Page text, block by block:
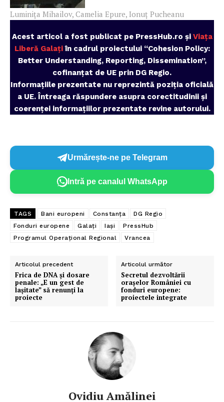
Luminița Mihailov, Camelia Epure, Ionuț Pucheanu
Acest articol a fost publicat pe PressHub.ro și Viața
Liberă Galațiîn cadrul proiectului “Cohesion Policy:
Better Understanding, Reporting, Dissemination”,
cofinanțat de UE prin DG Regio.
Informațiile prezentate nu reprezintă poziția oficială
a UE. Întreaga răspundere asupra corectitudinii și
coerenței informațiilor prezentate revine autorului.
Urmărește-ne pe Telegram
Intră pe canalul WhatsApp
TAGS Bani europeni Constanța
DG Regio
Fonduri europene
Galați Iași
PressHub
Programul Operațional Regional
Vrancea
Articolul precedent
Frica de DNA și dosare
penale: „E un gest de
lașitate” să renunți la
proiecte
Articolul următor
Secretul dezvoltării
orașelor României cu
fonduri europene:
proiectele integrate
Ovidiu Amălinei